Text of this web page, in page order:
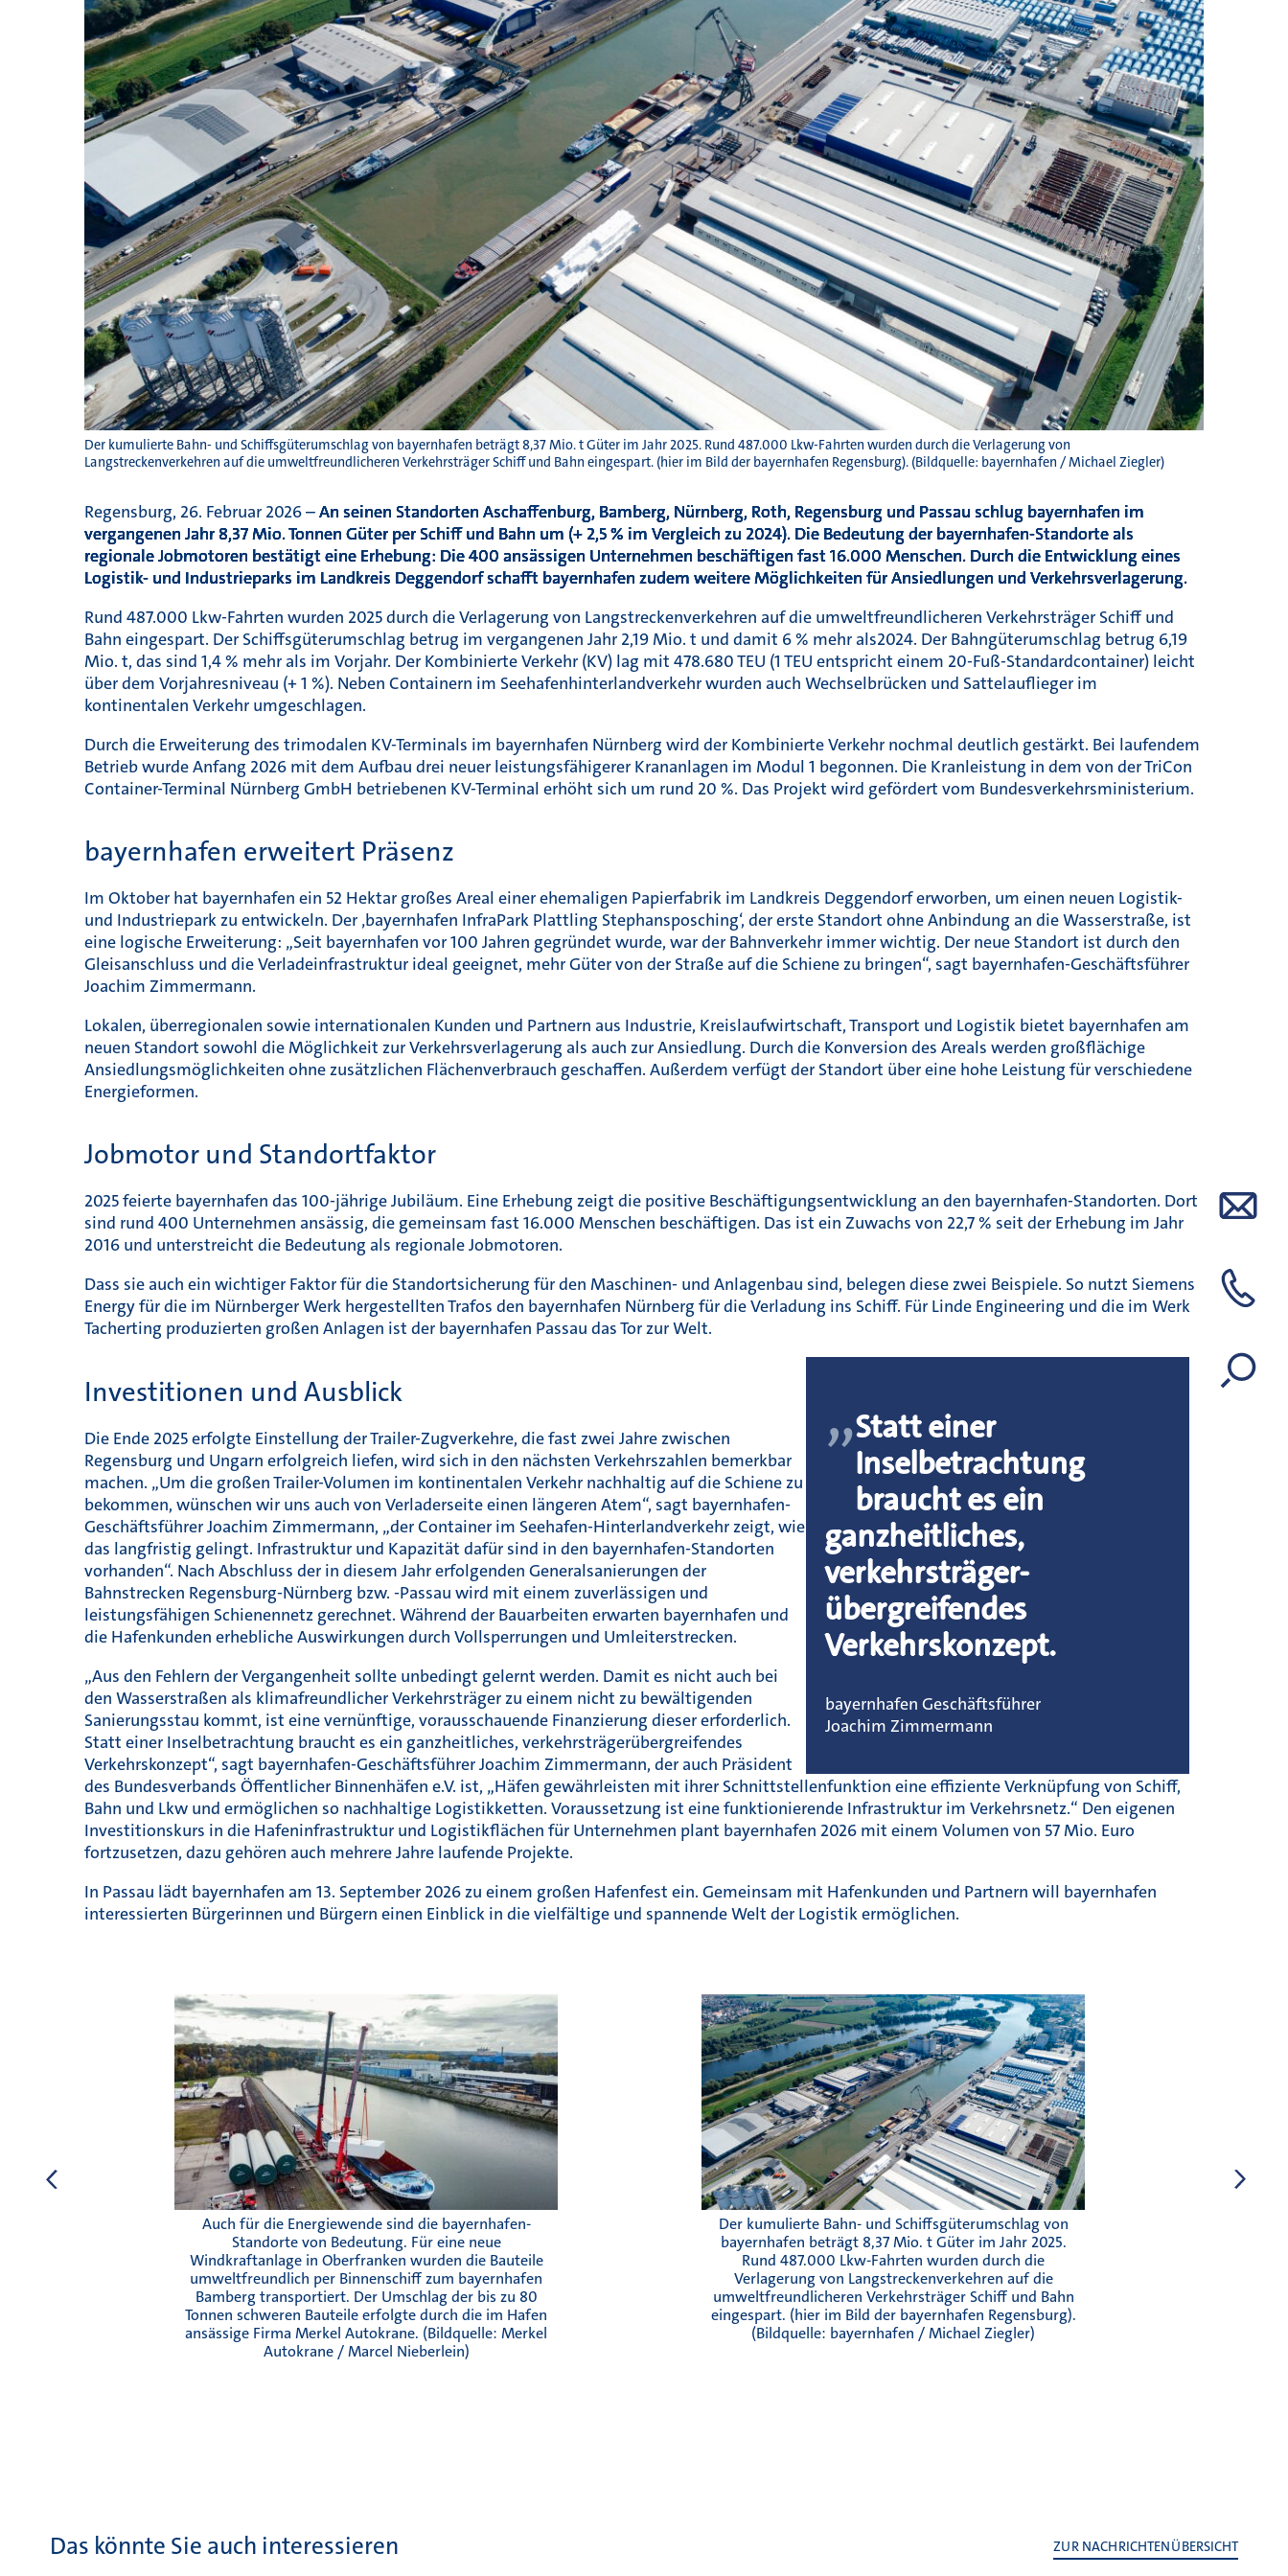
Der kumulierte Bahn- und Schiffsgüterumschlag von bayernhafen beträgt 8,37 Mio. t Güter im Jahr 2025. Rund 487.000 Lkw-Fahrten wurden durch die Verlagerung von
Langstreckenverkehren auf die umweltfreundlicheren Verkehrsträger Schiff und Bahn eingespart. (hier im Bild der bayernhafen Regensburg). (Bildquelle: bayernhafen / Michael Ziegler)
Regensburg, 26. Februar 2026 –An seinen Standorten Aschaffenburg, Bamberg, Nürnberg, Roth, Regensburg und Passau schlug bayernhafen im
vergangenen Jahr 8,37 Mio. Tonnen Güter per Schiff und Bahn um (+ 2,5 % im Vergleich zu 2024). Die Bedeutung der bayernhafen-Standorte als
regionale Jobmotoren bestätigt eine Erhebung: Die 400 ansässigen Unternehmen beschäftigen fast16.000 Menschen. Durch die Entwicklung eines
Logistik- und Industrieparks im Landkreis Deggendorf schafft bayernhafen zudem weitere Möglichkeiten fürAnsiedlungen und Verkehrsverlagerung.
Rund 487.000 Lkw-Fahrten wurden 2025 durch die Verlagerung von Langstreckenverkehren auf die umweltfreundlicheren Verkehrsträger Schiff und
Bahn eingespart. Der Schiffsgüterumschlag betrug im vergangenen Jahr 2,19 Mio. t und damit 6 % mehr als2024. Der Bahngüterumschlag betrug 6,19
Mio. t, das sind 1,4 % mehr als im Vorjahr. Der Kombinierte Verkehr (KV) lag mit 478.680 TEU (1 TEU entspricht einem 20-Fuß-Standardcontainer) leicht
über dem Vorjahresniveau (+ 1 %). Neben Containern im Seehafenhinterlandverkehr wurden auch Wechselbrücken und Sattelauflieger im
kontinentalen Verkehr umgeschlagen.
Durch die Erweiterung des trimodalen KV-Terminals im bayernhafen Nürnberg wird der Kombinierte Verkehr nochmal deutlich gestärkt. Bei laufendem
Betrieb wurde Anfang 2026 mit dem Aufbau drei neuer leistungsfähigerer Krananlagen im Modul 1 begonnen. Die Kranleistung in dem von der TriCon
Container-Terminal Nürnberg GmbH betriebenen KV-Terminal erhöht sich um rund 20 %. Das Projekt wird gefördert vom Bundesverkehrsministerium.
bayernhafen erweitert Präsenz
Im Oktober hat bayernhafen ein 52 Hektar großes Areal einer ehemaligen Papierfabrik im Landkreis Deggendorf erworben, um einen neuen Logistik-
und Industriepark zu entwickeln. Der ‚bayernhafen InfraPark Plattling Stephansposching‘, der erste Standort ohne Anbindung an die Wasserstraße, ist
eine logische Erweiterung: „Seit bayernhafen vor 100 Jahren gegründet wurde, war der Bahnverkehr immer wichtig. Der neue Standort ist durch den
Gleisanschluss und die Verladeinfrastruktur ideal geeignet, mehr Güter von der Straße auf die Schiene zu bringen“, sagt bayernhafen-Geschäftsführer
Joachim Zimmermann.
Lokalen, überregionalen sowie internationalen Kunden und Partnern aus Industrie, Kreislaufwirtschaft, Transport und Logistik bietet bayernhafen am
neuen Standort sowohl die Möglichkeit zur Verkehrsverlagerung als auch zur Ansiedlung. Durch die Konversion des Areals werden großflächige
Ansiedlungsmöglichkeiten ohne zusätzlichen Flächenverbrauch geschaffen. Außerdem verfügt der Standort über eine hohe Leistung für verschiedene
Energieformen.
Jobmotor und Standortfaktor
2025 feierte bayernhafen das 100-jährige Jubiläum. Eine Erhebung zeigt die positive Beschäftigungsentwicklung an den bayernhafen-Standorten. Dort
sind rund 400 Unternehmen ansässig, die gemeinsam fast 16.000 Menschen beschäftigen. Das ist ein Zuwachs von 22,7 % seit der Erhebung im Jahr
2016 und unterstreicht die Bedeutung als regionale Jobmotoren.
Dass sie auch ein wichtiger Faktor für die Standortsicherung für den Maschinen- und Anlagenbau sind, belegen diese zwei Beispiele. So nutzt Siemens
Energy für die im Nürnberger Werk hergestellten Trafos den bayernhafen Nürnberg für die Verladung ins Schiff. Für Linde Engineering und die im Werk
Tacherting produzierten großen Anlagen ist der bayernhafen Passau das Tor zur Welt.
„Statt einer
Inselbetrachtung
braucht es ein
ganzheitliches,
verkehrsträger-
übergreifendes
Verkehrskonzept.
bayernhafen Geschäftsführer
Joachim Zimmermann
Investitionen und Ausblick
Die Ende 2025 erfolgte Einstellung der Trailer-Zugverkehre, die fast zwei Jahre zwischen
Regensburg und Ungarn erfolgreich liefen, wird sich in den nächsten Verkehrszahlen bemerkbar
machen. „Um die großen Trailer-Volumen im kontinentalen Verkehr nachhaltig auf die Schiene zu
bekommen, wünschen wir uns auch von Verladerseite einen längeren Atem“, sagt bayernhafen-
Geschäftsführer Joachim Zimmermann, „der Container im Seehafen-Hinterlandverkehr zeigt, wie
das langfristig gelingt. Infrastruktur und Kapazität dafür sind in den bayernhafen-Standorten
vorhanden“. Nach Abschluss der in diesem Jahr erfolgenden Generalsanierungen der
Bahnstrecken Regensburg-Nürnberg bzw. -Passau wird mit einem zuverlässigen und
leistungsfähigen Schienennetz gerechnet. Während der Bauarbeiten erwarten bayernhafen und
die Hafenkunden erhebliche Auswirkungen durch Vollsperrungen und Umleiterstrecken.
„Aus den Fehlern der Vergangenheit sollte unbedingt gelernt werden. Damit es nicht auch bei
den Wasserstraßen als klimafreundlicher Verkehrsträger zu einem nicht zu bewältigenden
Sanierungsstau kommt, ist eine vernünftige, vorausschauende Finanzierung dieser erforderlich.
Statt einer Inselbetrachtung braucht es ein ganzheitliches, verkehrsträgerübergreifendes
Verkehrskonzept“, sagt bayernhafen-Geschäftsführer Joachim Zimmermann, der auch Präsident
des Bundesverbands Öffentlicher Binnenhäfen e.V. ist, „Häfen gewährleisten mit ihrer Schnittstellenfunktion eine effiziente Verknüpfung von Schiff,
Bahn und Lkw und ermöglichen so nachhaltige Logistikketten. Voraussetzung ist eine funktionierende Infrastruktur im Verkehrsnetz.“ Den eigenen
Investitionskurs in die Hafeninfrastruktur und Logistikflächen für Unternehmen plant bayernhafen 2026 mit einem Volumen von 57 Mio. Euro
fortzusetzen, dazu gehören auch mehrere Jahre laufende Projekte.
In Passau lädt bayernhafen am 13. September 2026 zu einem großen Hafenfest ein. Gemeinsam mit Hafenkunden und Partnern will bayernhafen
interessierten Bürgerinnen und Bürgern einen Einblick in die vielfältige und spannende Welt der Logistik ermöglichen.
Auch für die Energiewende sind die bayernhafen-
Standorte von Bedeutung. Für eine neue
Windkraftanlage in Oberfranken wurden die Bauteile
umweltfreundlich per Binnenschiff zum bayernhafen
Bamberg transportiert. Der Umschlag der bis zu 80
Tonnen schweren Bauteile erfolgte durch die im Hafen
ansässige Firma Merkel Autokrane. (Bildquelle: Merkel
Autokrane / Marcel Nieberlein)
Der kumulierte Bahn- und Schiffsgüterumschlag von
bayernhafen beträgt 8,37 Mio. t Güter im Jahr 2025.
Rund 487.000 Lkw-Fahrten wurden durch die
Verlagerung von Langstreckenverkehren auf die
umweltfreundlicheren Verkehrsträger Schiff und Bahn
eingespart. (hier im Bild der bayernhafen Regensburg).
(Bildquelle: bayernhafen / Michael Ziegler)
Das könnte Sie auch interessieren ZUR NACHRICHTENÜBERSICHT